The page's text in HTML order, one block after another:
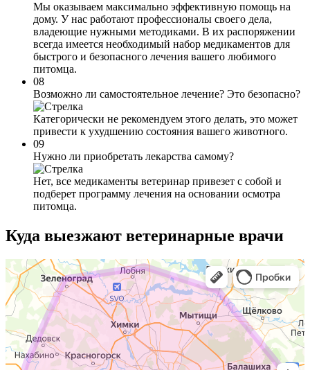
Мы оказываем максимально эффективную помощь на
дому. У нас работают профессионалы своего дела,
владеющие нужными методиками. В их распоряжении
всегда имеется необходимый набор медикаментов для
быстрого и безопасного лечения вашего любимого
питомца.
08
Возможно ли самостоятельное лечение? Это безопасно?
Категорически не рекомендуем этого делать, это может
привести к ухудшению состояния вашего животного.
09
Нужно ли приобретать лекарства самому?
Нет, все медикаменты ветеринар привезет с собой и
подберет программу лечения на основании осмотра
питомца.
Куда выезжают ветеринарные врачи